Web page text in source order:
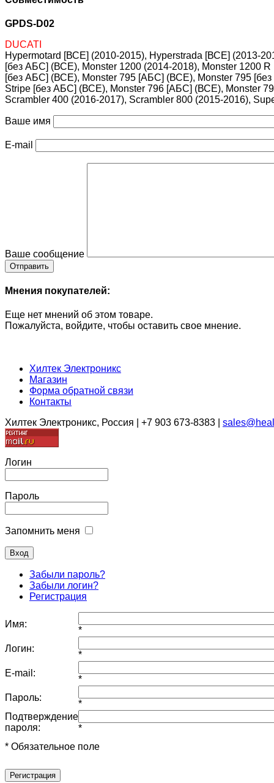
GPDS-D02
DUCATI
Hypermotard [ВСЕ] (2010-2015), Hyperstrada [ВСЕ] (2013-
[без АБС] (ВСЕ), Monster 1200 (2014-2018), Monster 1200
[без АБС] (ВСЕ), Monster 795 [АБС] (ВСЕ), Monster 795
Stripe [без АБС] (ВСЕ), Monster 796 [АБС] (ВСЕ), Monster
Scrambler 400 (2016-2017), Scrambler 800 (2015-2016),
Ваше имя
E-mail
Ваше сообщение
Мнения покупателей:
Еще нет мнений об этом товаре.
Пожалуйста, войдите, чтобы оставить свое мнение.
Хилтек Электроникс
Магазин
Форма обратной связи
Контакты
Хилтек Электроникс, Россия | +7 903 673-8383 |
Логин
Пароль
Запомнить меня
Забыли пароль?
Забыли логин?
Регистрация
Имя:
*
Логин:
*
E-mail:
*
Пароль:
*
Подтверждение
пароля:
*
* Обязательное поле
Регистрация